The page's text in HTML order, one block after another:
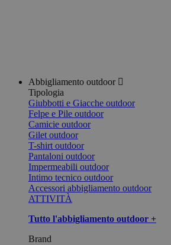
Abbigliamento outdoor
Tipologia
Giubbotti e Giacche outdoor
Felpe e Pile outdoor
Camicie outdoor
Gilet outdoor
T-shirt outdoor
Pantaloni outdoor
Impermeabili outdoor
Intimo tecnico outdoor
Accessori abbigliamento outdoor
ATTIVITÀ
Tutto l'abbigliamento outdoor +
Brand